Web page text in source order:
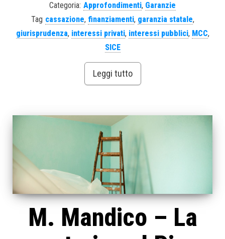
Categoria: Approfondimenti, Garanzie
Tag cassazione, finanziamenti, garanzia statale,
giurisprudenza, interessi privati, interessi pubblici, MCC,
SICE
Leggi tutto
M. Mandico – La